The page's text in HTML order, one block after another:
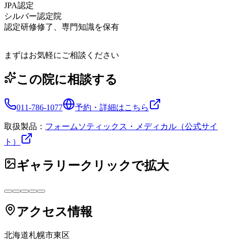
JPA認定
シルバー認定院
認定研修修了、専門知識を保有
まずはお気軽にご相談ください
この院に相談する
011-786-1077 予約・詳細はこちら
取扱製品： フォームソティックス・メディカル（公式サイ
ト）
ギャラリークリックで拡大
アクセス情報
北海道札幌市東区